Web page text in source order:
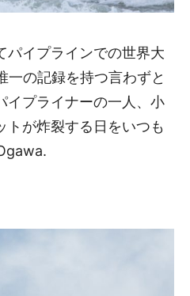
パイプラインでの世界大
の記録を持つ言わずと
イプライナーの一人、小
トが炸裂する日をいつも